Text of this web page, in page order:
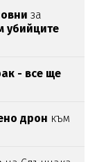
за
убийците
- все ще
дрон към